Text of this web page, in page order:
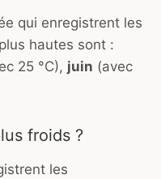
qui enregistrent les
hautes sont :
25 °C), juin (avec
froids ?
les